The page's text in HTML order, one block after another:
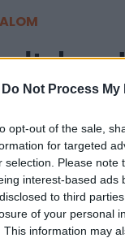
Do Not Process
opt-out of the sale,
for targeted
selection. Please
interest-based ads
to third
of your personal
This information may
az
Nyomozó